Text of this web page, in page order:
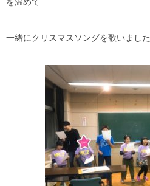
一緒にクリスマスソングを歌いました